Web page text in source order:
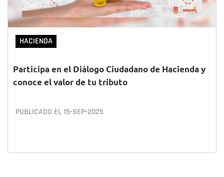
HACIENDA
Participa en el Diálogo Ciudadano de Hacienda y
conoce el valor de tu tributo
PUBLICADO EL15•SEP•2025